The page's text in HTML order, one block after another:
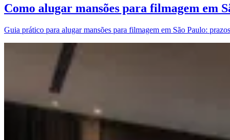
Como alugar mansões para filmagem em
Guia prático para alugar mansões para filmagem em São Paulo: